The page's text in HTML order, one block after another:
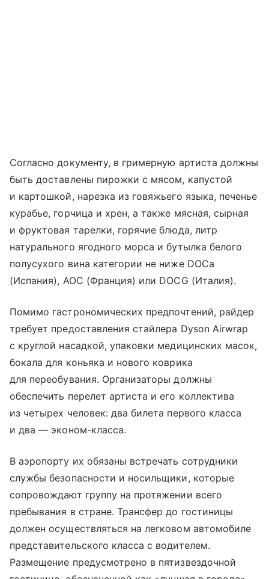
Согласно документу, в гримерную артиста должны
быть доставлены пирожки с мясом, капустой
и картошкой, нарезка из говяжьего языка, печенье
курабье, горчица и хрен, а также мясная, сырная
и фруктовая тарелки, горячие блюда, литр
натурального ягодного морса и бутылка белого
полусухого вина категории не ниже DOCa
(Испания), AOC (Франция) или DOCG (Италия).
Помимо гастрономических предпочтений, райдер
требует предоставления стайлера Dyson Airwrap
с круглой насадкой, упаковки медицинских масок,
бокала для коньяка и нового коврика
для переобувания. Организаторы должны
обеспечить перелет артиста и его коллектива
из четырех человек: два билета первого класса
и два — эконом-класса.
В аэропорту их обязаны встречать сотрудники
службы безопасности и носильщики, которые
сопровождают группу на протяжении всего
пребывания в стране. Трансфер до гостиницы
должен осуществляться на легковом автомобиле
представительского класса с водителем.
Размещение предусмотрено в пятизвездочной